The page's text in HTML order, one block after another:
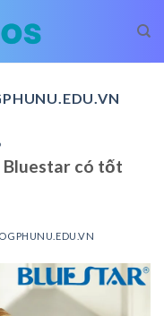
Bluestar có tốt